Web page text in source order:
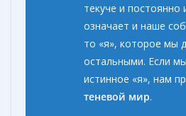
текуче и постоянно
означает и наше
то «я», которое мы
остальными. Если
истинное «я», нам
теневой мир.